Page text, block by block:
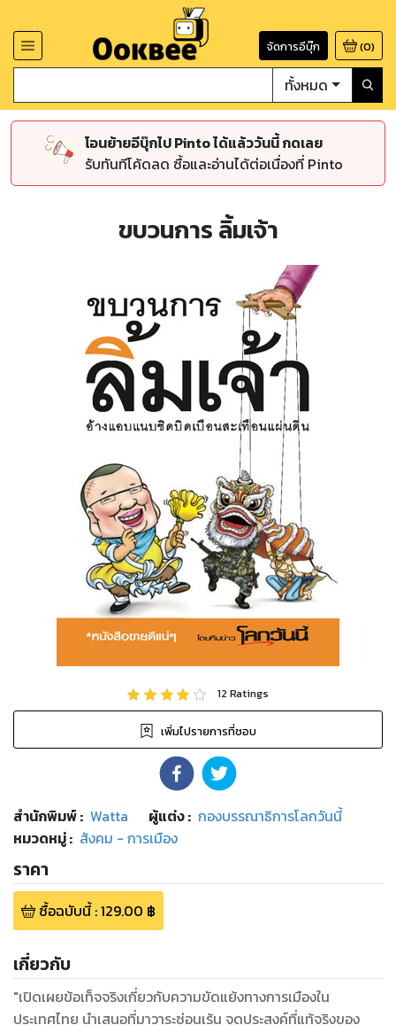
จัดการอีบุ๊ก (0)
ทั้งหมด
โอนย้ายอีบุ๊กไป Pinto ได้แล้ววันนี้ กดเลย
รับทันทีโค้ดลด ซื้อและอ่านได้ต่อเนื่องที่ Pinto
ขบวนการ ลิ้มเจ้า
12Ratings
เพิ่มไปรายการที่ชอบ
สำนักพิมพ์: Watta ผู้แต่ง : กองบรรณาธิการโลกวันนี้
หมวดหมู่: สังคม - การเมือง
ราคา
ซื้อฉบับนี้:129.00 ฿
เกี่ยวกับ
"เปิดเผยข้อเท็จจริงเกี่ยวกับความขัดแย้งทางการเมืองใน
ประเทศไทย นำเสนอที่มาวาระซ่อนเร้น จุดประสงค์ที่แท้จริงของ